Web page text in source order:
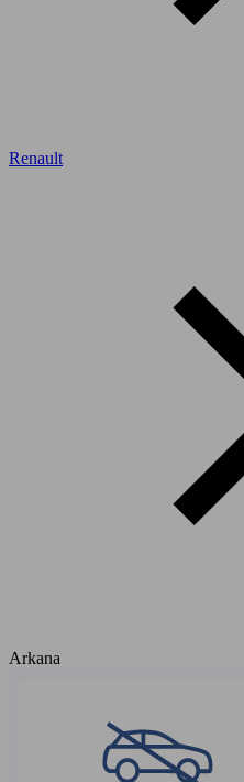
Renault
Arkana